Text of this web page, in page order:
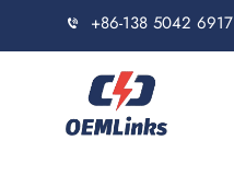
+86-138 5042 6917